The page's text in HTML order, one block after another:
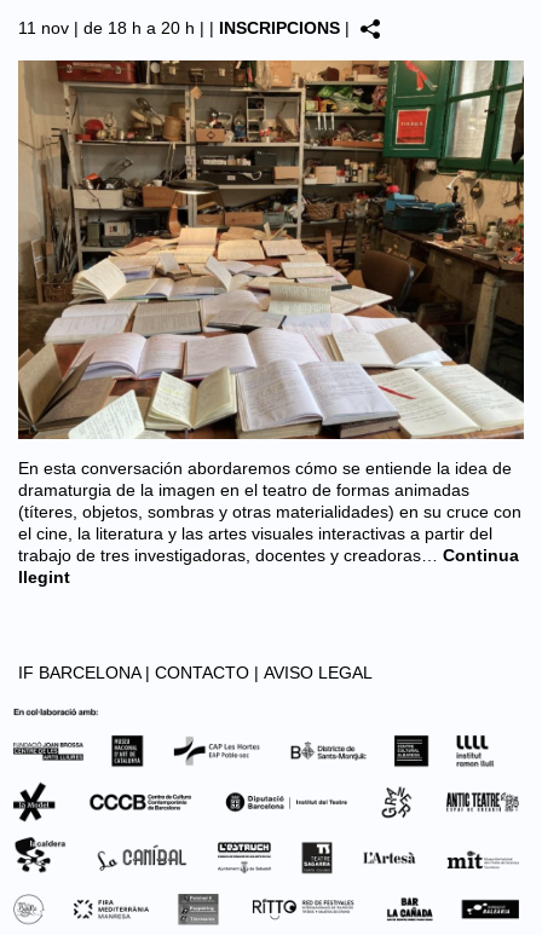
11 nov | de 18 h a 20 h | | INSCRIPCIONS |
En esta conversación abordaremos cómo se entiende la idea de
dramaturgia de la imagen en el teatro de formas animadas
(títeres, objetos, sombras y otras materialidades) en su cruce con
el cine, la literatura y las artes visuales interactivas a partir del
trabajo de tres investigadoras, docentes y creadoras…
Continua
llegint
IF BARCELONA | CONTACTO | AVISO LEGAL